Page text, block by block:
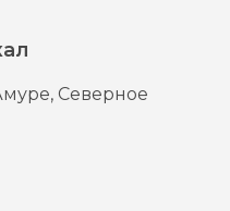
Северное